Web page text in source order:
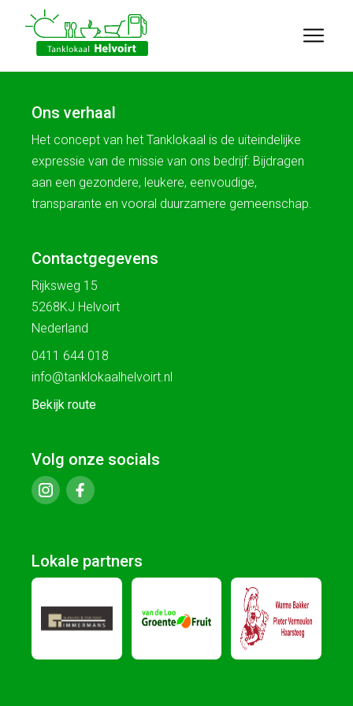
Ons verhaal
Het concept van het Tanklokaal is de uiteindelijke
expressie van de missie van ons bedrijf: Bijdragen
aan een gezondere, leukere, eenvoudige,
transparante en vooral duurzamere gemeenschap.
Contactgegevens
Rijksweg 15
5268KJ Helvoirt
Nederland
0411 644 018
info@tanklokaalhelvoirt.nl
Bekijk route
Volg onze socials
Lokale partners